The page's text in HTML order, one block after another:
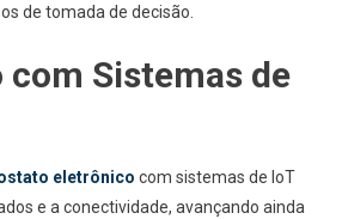
de tomada de decisão.
com Sistemas de
eletrônico com sistemas de IoT
e a conectividade, avançando ainda